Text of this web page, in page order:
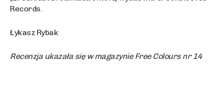
Records.
Łykasz Rybak
Recenzja ukazała się w magazynie Free Colours nr 14